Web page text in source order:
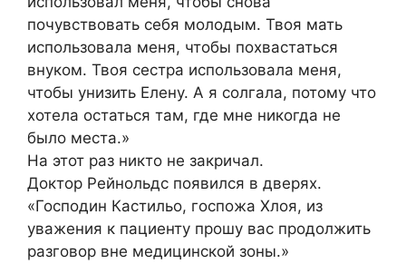
почувствовать себя молодым. Твоя мать
использовала меня, чтобы похвастаться
внуком. Твоя сестра использовала меня,
чтобы унизить Елену. А я солгала, потому что
хотела остаться там, где мне никогда не
было места.»
На этот раз никто не закричал.
Доктор Рейнольдс появился в дверях.
«Господин Кастильо, госпожа Хлоя, из
уважения к пациенту прошу вас продолжить
разговор вне медицинской зоны.»